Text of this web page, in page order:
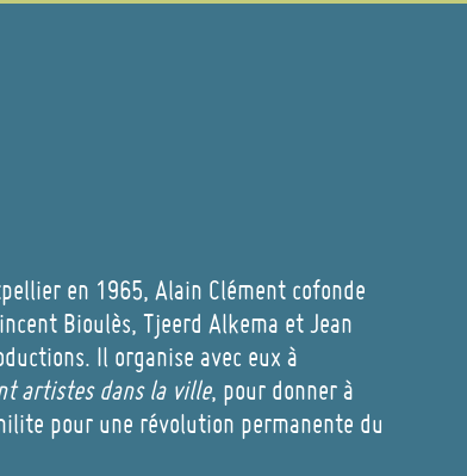
en 1965, Alain Clément cofonde
Bioulès, Tjeerd Alkema et Jean
Il organise avec eux à
artistes dans la ville, pour donner à
pour une révolution permanente du